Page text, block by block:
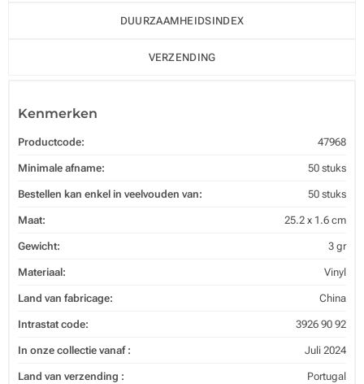
DUURZAAMHEIDSINDEX
VERZENDING
Kenmerken
Productcode: 47968
Minimale afname: 50 stuks
Bestellen kan enkel in veelvouden van: 50 stuks
Maat: 25.2 x 1.6 cm
Gewicht: 3 gr
Materiaal: Vinyl
Land van fabricage: China
Intrastat code: 3926 90 92
In onze collectie vanaf : Juli 2024
Land van verzending : Portugal